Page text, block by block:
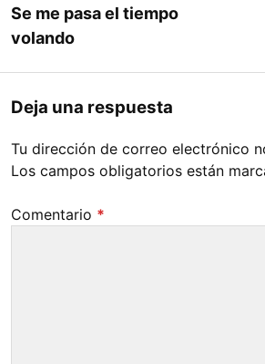
Se me pasa el tiempo
volando
Deja una respuesta
Tu dirección de correo electrónico
Los campos obligatorios están
Comentario *